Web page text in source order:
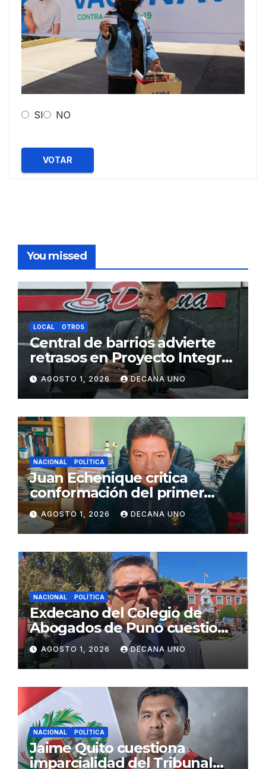
SI NO
VOTAR
You missed
LOCAL OTROS
Central de barrios advierte
retrasos en Proyecto Integral
de Agua y Alcantarillado para
Juliaca
AGOSTO 1, 2026 DECANA UNO
NACIONAL POLÍTICA
Juan Echenique critica
conformación del primer
gabinete ministerial de Keiko
Fujimori
AGOSTO 1, 2026 DECANA UNO
NACIONAL POLÍTICA
Exdecano del Colegio de
Abogados de Puno cuestiona
propuestas sobre seguridad
ciudadana
AGOSTO 1, 2026 DECANA UNO
NACIONAL POLÍTICA
Jaime Quito cuestiona
imparcialidad del Tribunal